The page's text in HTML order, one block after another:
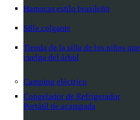
Hamacas estilo brasileño
Silla colgante
Tienda de la silla de los niños que
cuelga del árbol
Camping eléctrico
Congelador de Refrigerador
Portátil de acampada